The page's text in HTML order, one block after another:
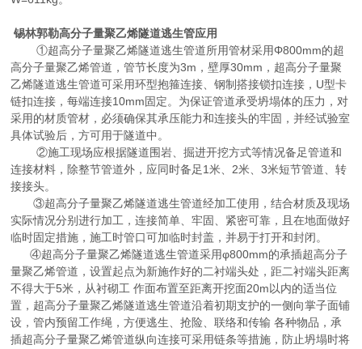
锡林郭勒高分子量聚乙烯隧道逃生管应用
①超高分子量聚乙烯隧道逃生管道所用管材采用Φ800mm的超
高分子量聚乙烯管道，管节长度为3m，壁厚30mm，超高分子量聚
乙烯隧道逃生管道可采用环型抱箍连接、钢制搭接锁扣连接，U型卡
链扣连接，每端连接10mm固定。为保证管道承受坍塌体的压力，对
采用的材质管材，必须确保其承压能力和连接头的牢固，并经试验室
具体试验后，方可用于隧道中。
②施工现场应根据隧道围岩、掘进开挖方式等情况备足管道和
连接材料，除整节管道外，应同时备足1米、2米、3米短节管道、转
接接头。
③超高分子量聚乙烯隧道逃生管道经加工使用，结合材质及现场
实际情况分别进行加工，连接简单、牢固、紧密可靠，且在地面做好
临时固定措施，施工时管口可加临时封盖，并易于打开和封闭。
④超高分子量聚乙烯隧道逃生管道采用φ800mm的承插超高分子
量聚乙烯管道，设置起点为新施作好的二衬端头处，距二衬端头距离
不得大于5米，从衬砌工 作面布置至距离开挖面20m以内的适当位
置，超高分子量聚乙烯隧道逃生管道沿着初期支护的一侧向掌子面铺
设，管内预留工作绳，方便逃生、抢险、联络和传输 各种物品，承
插超高分子量聚乙烯管道纵向连接可采用链条等措施，防止坍塌时将